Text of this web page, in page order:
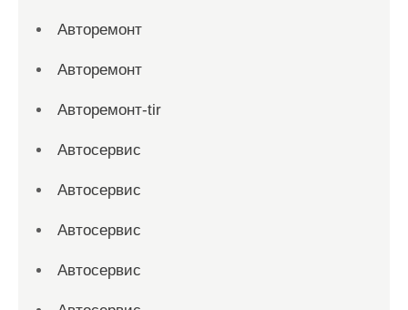
Авторемонт
Авторемонт
Авторемонт-tir
Автосервис
Автосервис
Автосервис
Автосервис